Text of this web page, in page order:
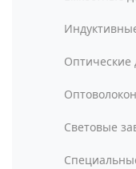
Оптические
Световые